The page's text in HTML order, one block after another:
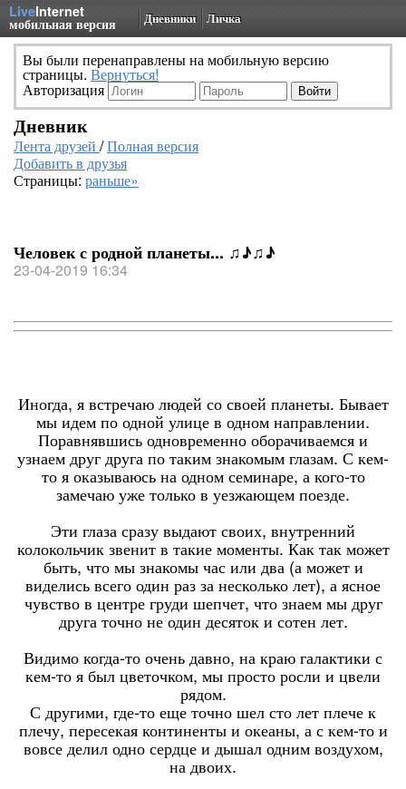
LiveInternet
мобильная версия Дневники Личка
Вы были перенаправлены на мобильную версию
страницы. Вернуться!
Авторизация
Дневник
Лента друзей /Полная версия
Добавить в друзья
Страницы: раньше»
Человек с родной планеты... ♫♪♫♪
23-04-2019 16:34
Иногда, я встречаю людей со своей планеты. Бывает
мы идем по одной улице в одном направлении.
Поравнявшись одновременно оборачиваемся и
узнаем друг друга по таким знакомым глазам. С кем-
то я оказываюсь на одном семинаре, а кого-то
замечаю уже только в уезжающем поезде.
Эти глаза сразу выдают своих, внутренний
колокольчик звенит в такие моменты. Как так может
быть, что мы знакомы час или два (а может и
виделись всего один раз за несколько лет), а ясное
чувство в центре груди шепчет, что знаем мы друг
друга точно не один десяток и сотен лет.
Видимо когда-то очень давно, на краю галактики с
кем-то я был цветочком, мы просто росли и цвели
рядом.
С другими, где-то еще точно шел сто лет плече к
плечу, пересекая континенты и океаны, а с кем-то и
вовсе делил одно сердце и дышал одним воздухом,
на двоих.